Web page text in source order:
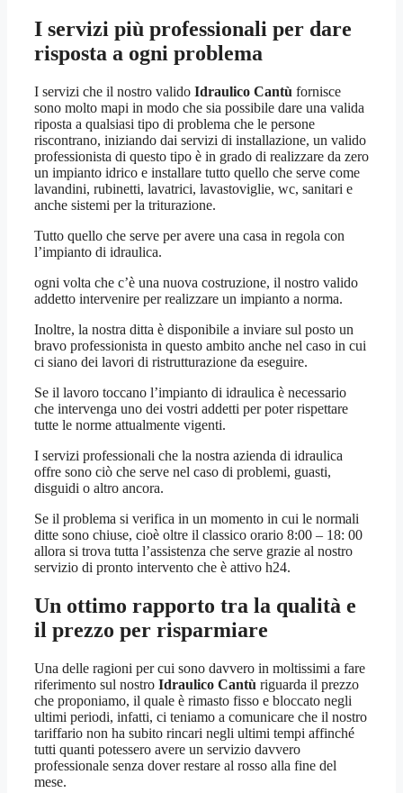
I servizi più professionali per dare
risposta a ogni problema
I servizi che il nostro valido Idraulico Cantù fornisce
sono molto mapi in modo che sia possibile dare una valida
riposta a qualsiasi tipo di problema che le persone
riscontrano, iniziando dai servizi di installazione, un valido
professionista di questo tipo è in grado di realizzare da zero
un impianto idrico e installare tutto quello che serve come
lavandini, rubinetti, lavatrici, lavastoviglie, wc, sanitari e
anche sistemi per la triturazione.
Tutto quello che serve per avere una casa in regola con
l’impianto di idraulica.
ogni volta che c’è una nuova costruzione, il nostro valido
addetto intervenire per realizzare un impianto a norma.
Inoltre, la nostra ditta è disponibile a inviare sul posto un
bravo professionista in questo ambito anche nel caso in cui
ci siano dei lavori di ristrutturazione da eseguire.
Se il lavoro toccano l’impianto di idraulica è necessario
che intervenga uno dei vostri addetti per poter rispettare
tutte le norme attualmente vigenti.
I servizi professionali che la nostra azienda di idraulica
offre sono ciò che serve nel caso di problemi, guasti,
disguidi o altro ancora.
Se il problema si verifica in un momento in cui le normali
ditte sono chiuse, cioè oltre il classico orario 8:00 – 18: 00
allora si trova tutta l’assistenza che serve grazie al nostro
servizio di pronto intervento che è attivo h24.
Un ottimo rapporto tra la qualità e
il prezzo per risparmiare
Una delle ragioni per cui sono davvero in moltissimi a fare
riferimento sul nostro Idraulico Cantù riguarda il prezzo
che proponiamo, il quale è rimasto fisso e bloccato negli
ultimi periodi, infatti, ci teniamo a comunicare che il nostro
tariffario non ha subito rincari negli ultimi tempi affinché
tutti quanti potessero avere un servizio davvero
professionale senza dover restare al rosso alla fine del
mese.